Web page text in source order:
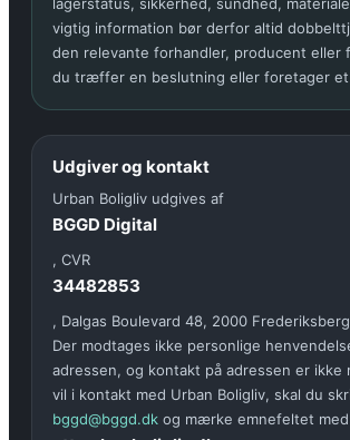
lagerstatus, sikkerhed, sundhed,
vigtig information bør derfor altid
den relevante forhandler, producent eller
du træffer en beslutning eller foretager et
Udgiver og kontakt
Urban Boligliv udgives af
BGGD Digital
, CVR
34482853
, Dalgas Boulevard 48, 2000
Der modtages ikke personlige
adressen, og kontakt på adressen er ikke
vil i kontakt med Urban Boligliv, skal du
bggd@bggd.dk og mærke emnefeltet med